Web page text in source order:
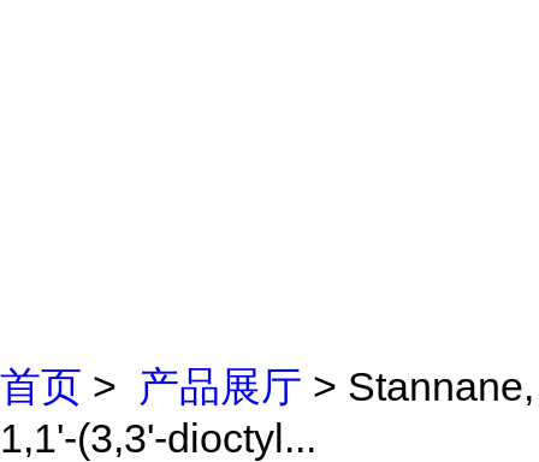
首页 > 产品展厅 > Stannane,
1,1'-(3,3'-dioctyl...